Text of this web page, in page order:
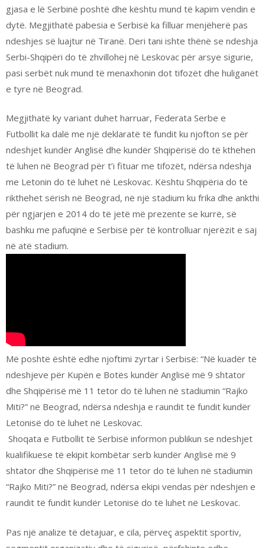
gjasa e lë Serbinë poshtë dhe kështu mund të kapim vendin e
dytë. Megjithatë pabesia e Serbisë ka filluar menjëherë pas
ndeshjes së luajtur në Tiranë. Deri tani ishte thënë se ndeshja
Serbi-Shqipëri do të zhvillohej në Leskovac për arsye sigurie,
pasi serbët nuk mund të menaxhonin dot tifozët dhe huliganët
e tyre në Beograd.
Megjithatë ky variant duhet harruar, Federata Serbe e
Futbollit ka dalë me një deklaratë të fundit ku njofton se për
ndeshjet kundër Anglisë dhe kundër Shqipërisë do të kthehen
të luhen në Beograd për t’i fituar me tifozët, ndërsa ndeshja
me Letonin do të luhet në Leskovac. Kështu Shqipëria do të
rikthehet sërish në Beograd, në një stadium ku frika dhe ankthi
për ngjarjen e 2014 do të jetë më prezente se kurrë, së
bashku me pafuqinë e Serbisë për të kontrolluar njerëzit e saj
në atë stadium.
Më poshtë është edhe njoftimi zyrtar i Serbisë: “Në kuadër të
ndeshjeve për Kupën e Botës kundër Anglisë më 9 shtator
dhe Shqipërisë më 11 tetor do të luhen në stadiumin “Rajko
Miti?” në Beograd, ndërsa ndeshja e raundit të fundit kundër
Letonisë do të luhet në Leskovac.
Shoqata e Futbollit të Serbisë informon publikun se ndeshjet
kualifikuese të ekipit kombëtar serb kundër Anglisë më 9
shtator dhe Shqipërisë më 11 tetor do të luhen në stadiumin
“Rajko Miti?” në Beograd, ndërsa ekipi vendas për ndeshjen e
raundit të fundit kundër Letonisë do të luhet në Leskovac.
Pas një analize të detajuar, e cila, përveç aspektit sportiv,